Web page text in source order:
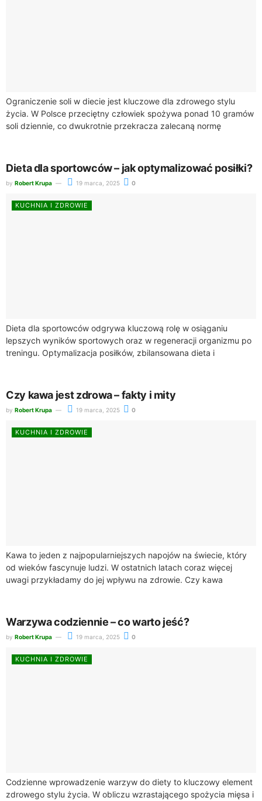
Ograniczenie soli w diecie jest kluczowe dla zdrowego stylu
życia. W Polsce przeciętny człowiek spożywa ponad 10 gramów
soli dziennie, co dwukrotnie przekracza zalecaną normę
Dieta dla sportowców – jak optymalizować posiłki?
by Robert Krupa 19 marca, 2025 0
KUCHNIA I ZDROWIE
Dieta dla sportowców odgrywa kluczową rolę w osiąganiu
lepszych wyników sportowych oraz w regeneracji organizmu po
treningu. Optymalizacja posiłków, zbilansowana dieta i
Czy kawa jest zdrowa – fakty i mity
by Robert Krupa 19 marca, 2025 0
KUCHNIA I ZDROWIE
Kawa to jeden z najpopularniejszych napojów na świecie, który
od wieków fascynuje ludzi. W ostatnich latach coraz więcej
uwagi przykładamy do jej wpływu na zdrowie. Czy kawa
Warzywa codziennie – co warto jeść?
by Robert Krupa 19 marca, 2025 0
KUCHNIA I ZDROWIE
Codzienne wprowadzenie warzyw do diety to kluczowy element
zdrowego stylu życia. W obliczu wzrastającego spożycia mięsa i